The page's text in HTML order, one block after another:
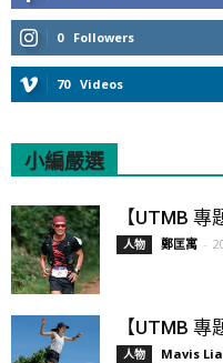
0 Followers
70 Videos
小編嚴選
【UTMB
人物 鄭匡寓 -
【UTMB
人物 Mavis